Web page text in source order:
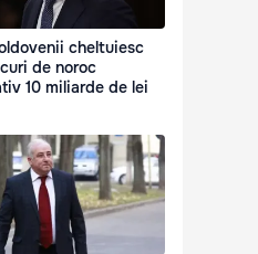
cheltuiesc
de noroc
10 miliarde de lei